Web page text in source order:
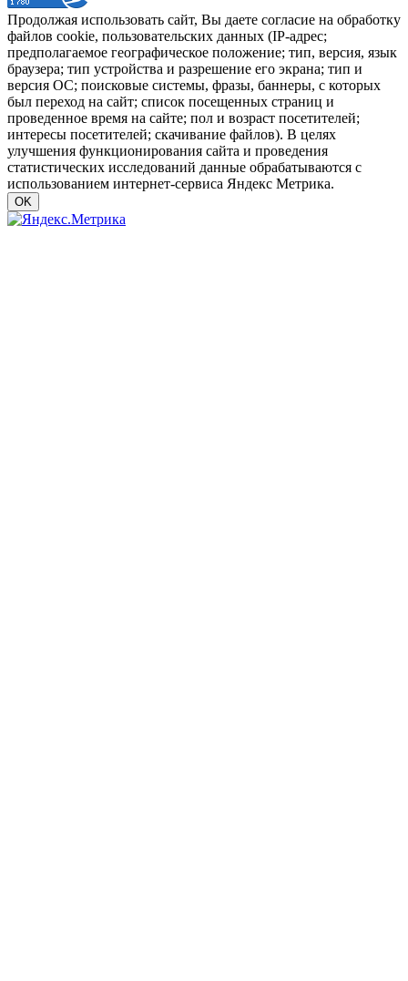
Продолжая использовать сайт, Вы даете согласие на обработку
файлов cookie, пользовательских данных (IP-адрес;
предполагаемое географическое положение; тип, версия, язык
браузера; тип устройства и разрешение его экрана; тип и
версия ОС; поисковые системы, фразы, баннеры, с которых
был переход на сайт; список посещенных страниц и
проведенное время на сайте; пол и возраст посетителей;
интересы посетителей; скачивание файлов). В целях
улучшения функционирования сайта и проведения
статистических исследований данные обрабатываются с
использованием интернет-сервиса Яндекс Метрика.
OK